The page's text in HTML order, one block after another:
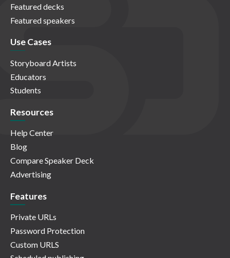
Featured decks
Featured speakers
Use Cases
Storyboard Artists
Educators
Students
Resources
Help Center
Blog
Compare Speaker Deck
Advertising
Features
Private URLs
Password Protection
Custom URLS